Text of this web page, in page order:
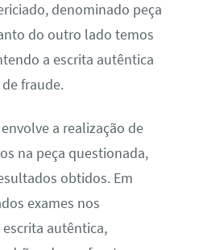
denominado peça
do outro lado temos
a escrita autêntica
fraude.
a realização de
na peça questionada,
obtidos. Em
exames nos
autêntica,